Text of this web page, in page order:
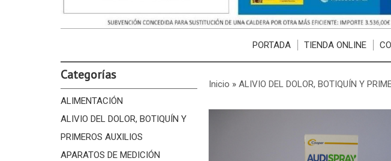
PORTADA TIENDA ONLINE
Categorías
ALIMENTACIÓN
ALIVIO DEL DOLOR, BOTIQUÍN Y
PRIMEROS AUXILIOS
APARATOS DE MEDICIÓN
Inicio » ALIVIO DEL DOLOR, BOTIQUÍN Y